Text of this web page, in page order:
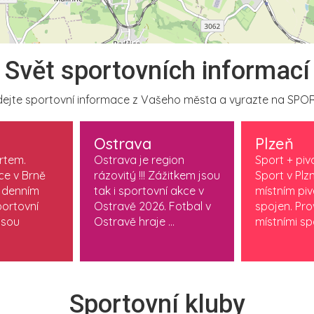
Svět sportovních informací
sportovní informace z Vašeho města a vyrazte na
v Brně
Ostrava
Ostrava je region
rázovitý !!! Zážitkem jsou
tak i sportovní akce v
Ostravě 2026. Fotbal v
Ostravě hraje ...
Plzeň
Sport +
Sport v
místním
spojen.
místními
Sportovní kluby